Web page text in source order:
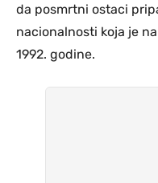
da posmrtni ostaci
nacionalnosti koja je
1992. godine.